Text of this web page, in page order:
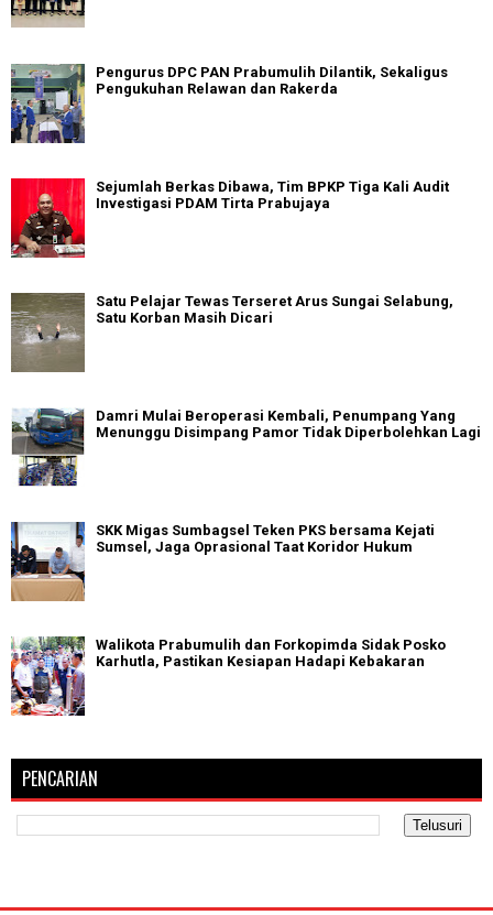
Pengurus DPC PAN Prabumulih Dilantik, Sekaligus
Pengukuhan Relawan dan Rakerda
Sejumlah Berkas Dibawa, Tim BPKP Tiga Kali Audit
Investigasi PDAM Tirta Prabujaya
Satu Pelajar Tewas Terseret Arus Sungai Selabung,
Satu Korban Masih Dicari
Damri Mulai Beroperasi Kembali, Penumpang Yang
Menunggu Disimpang Pamor Tidak Diperbolehkan Lagi
SKK Migas Sumbagsel Teken PKS bersama Kejati
Sumsel, Jaga Oprasional Taat Koridor Hukum
Walikota Prabumulih dan Forkopimda Sidak Posko
Karhutla, Pastikan Kesiapan Hadapi Kebakaran
PENCARIAN